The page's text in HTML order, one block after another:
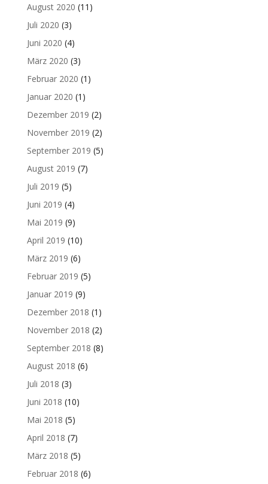
August 2020 (11)
Juli 2020 (3)
Juni 2020 (4)
März 2020 (3)
Februar 2020 (1)
Januar 2020 (1)
Dezember 2019 (2)
November 2019 (2)
September 2019 (5)
August 2019 (7)
Juli 2019 (5)
Juni 2019 (4)
Mai 2019 (9)
April 2019 (10)
März 2019 (6)
Februar 2019 (5)
Januar 2019 (9)
Dezember 2018 (1)
November 2018 (2)
September 2018 (8)
August 2018 (6)
Juli 2018 (3)
Juni 2018 (10)
Mai 2018 (5)
April 2018 (7)
März 2018 (5)
Februar 2018 (6)